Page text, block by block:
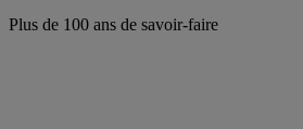
Plus de 100 ans de savoir-faire